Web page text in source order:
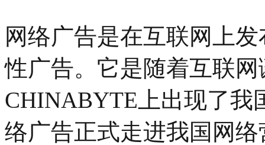
网络广告是在互联网上
性广告。它是随着互联
CHINABYTE上出现了我
络广告正式走进我国网